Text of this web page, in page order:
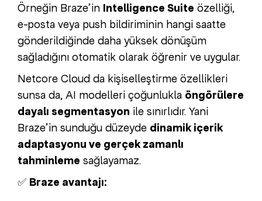
Örneğin Braze’in Intelligence Suite özelliği,
e-posta veya push bildiriminin hangi saatte
gönderildiğinde daha yüksek dönüşüm
sağladığını otomatik olarak öğrenir ve uygular.
Netcore Cloud da kişiselleştirme özellikleri
sunsa da, AI modelleri çoğunlukla öngörülere
dayalı segmentasyon ile sınırlıdır. Yani
Braze’in sunduğu düzeyde dinamik içerik
adaptasyonu ve gerçek zamanlı
tahminleme sağlayamaz.
✅ Braze avantajı: